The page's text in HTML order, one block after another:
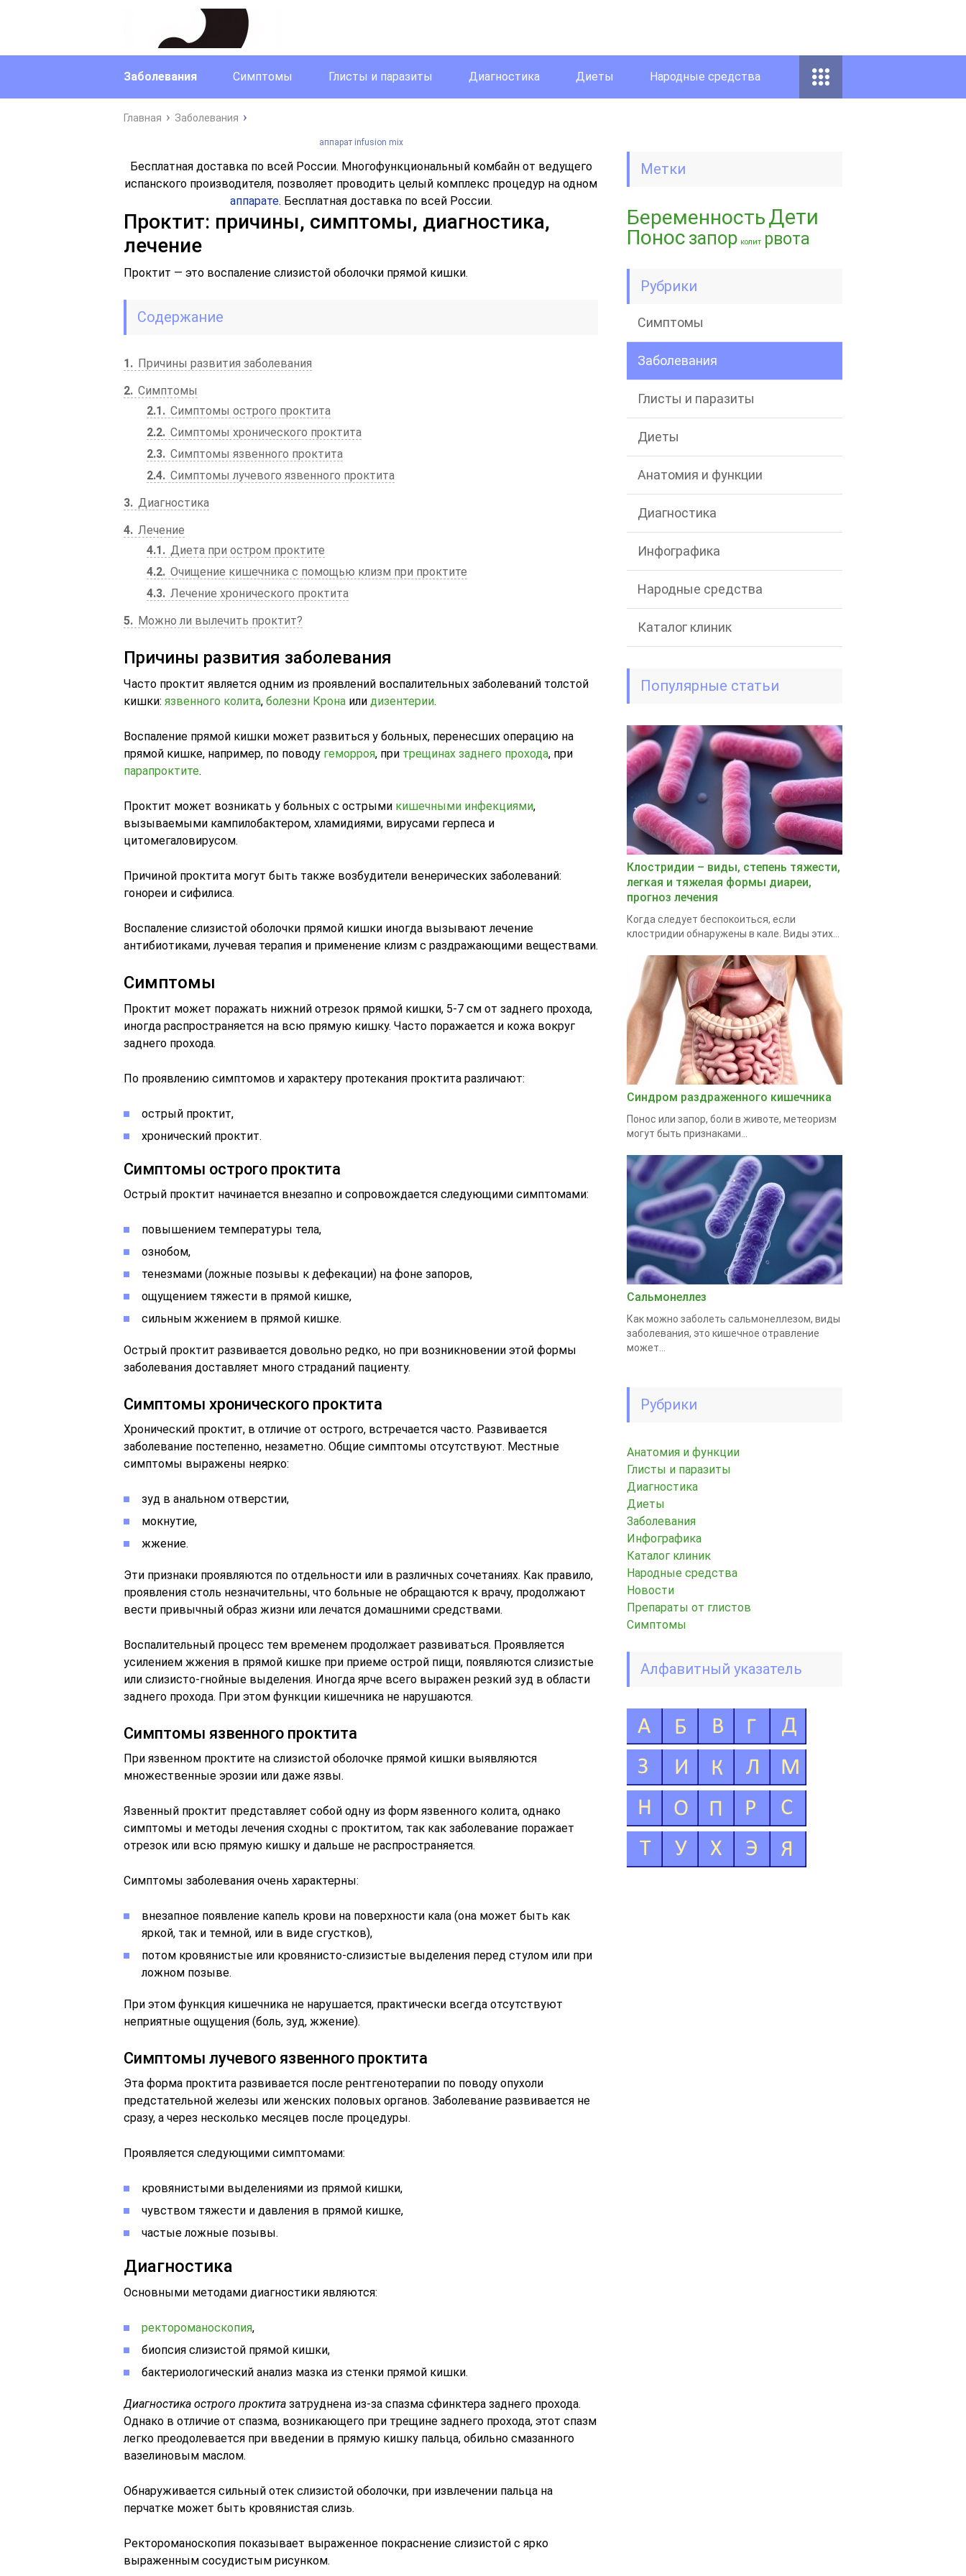
Заболевания Симптомы Глисты и паразиты Диагностика Диеты Народные средства
Главная Заболевания
аппарат infusion mix
Бесплатная доставка по всей России. Многофункциональный комбайн от ведущего
испанского производителя, позволяет проводить целый комплекс процедур на одном
аппарате. Бесплатная доставка по всей России.
Проктит: причины, симптомы, диагностика,
лечение
Проктит — это воспаление слизистой оболочки прямой кишки.
Содержание
1
Причины развития заболевания
2 Симптомы
2.1
Симптомы острого проктита
2.2 Симптомы хронического проктита
2.3 Симптомы язвенного проктита
2.4 Симптомы лучевого язвенного проктита
3 Диагностика
4 Лечение
4.1
Диета при остром проктите
4.2 Очищение кишечника с помощью клизм при проктите
4.3 Лечение хронического проктита
5
Можно ли вылечить проктит?
Причины развития заболевания
Часто проктит является одним из проявлений воспалительных заболеваний толстой
кишки: язвенного колита, болезни Крона или дизентерии.
Воспаление прямой кишки может развиться у больных, перенесших операцию на
прямой кишке, например, по поводу геморроя, при трещинах заднего прохода, при
парапроктите.
Проктит может возникать у больных с острыми кишечными инфекциями,
вызываемыми кампилобактером, хламидиями, вирусами герпеса и
цитомегаловирусом.
Причиной проктита могут быть также возбудители венерических заболеваний:
гонореи и сифилиса.
Воспаление слизистой оболочки прямой кишки иногда вызывают лечение
антибиотиками, лучевая терапия и применение клизм с раздражающими веществами.
Симптомы
Проктит может поражать нижний отрезок прямой кишки, 5-7 см от заднего прохода,
иногда распространяется на всю прямую кишку. Часто поражается и кожа вокруг
заднего прохода.
По проявлению симптомов и характеру протекания проктита различают:
острый проктит,
хронический проктит.
Симптомы острого проктита
Острый проктит начинается внезапно и сопровождается следующими симптомами:
повышением температуры тела,
ознобом,
тенезмами (ложные позывы к дефекации) на фоне запоров,
ощущением тяжести в прямой кишке,
сильным жжением в прямой кишке.
Острый проктит развивается довольно редко, но при возникновении этой формы
заболевания доставляет много страданий пациенту.
Симптомы хронического проктита
Хронический проктит, в отличие от острого, встречается часто. Развивается
заболевание постепенно, незаметно. Общие симптомы отсутствуют. Местные
симптомы выражены неярко:
зуд в анальном отверстии,
мокнутие,
жжение.
Эти признаки проявляются по отдельности или в различных сочетаниях. Как правило,
проявления столь незначительны, что больные не обращаются к врачу, продолжают
вести привычный образ жизни или лечатся домашними средствами.
Воспалительный процесс тем временем продолжает развиваться. Проявляется
усилением жжения в прямой кишке при приеме острой пищи, появляются слизистые
или слизисто-гнойные выделения. Иногда ярче всего выражен резкий зуд в области
заднего прохода. При этом функции кишечника не нарушаются.
Симптомы язвенного проктита
При язвенном проктите на слизистой оболочке прямой кишки выявляются
множественные эрозии или даже язвы.
Язвенный проктит представляет собой одну из форм язвенного колита, однако
симптомы и методы лечения сходны с проктитом, так как заболевание поражает
отрезок или всю прямую кишку и дальше не распространяется.
Симптомы заболевания очень характерны:
внезапное появление капель крови на поверхности кала (она может быть как
яркой, так и темной, или в виде сгустков),
потом кровянистые или кровянисто-слизистые выделения перед стулом или при
ложном позыве.
При этом функция кишечника не нарушается, практически всегда отсутствуют
неприятные ощущения (боль, зуд, жжение).
Симптомы лучевого язвенного проктита
Эта форма проктита развивается после рентгенотерапии по поводу опухоли
предстательной железы или женских половых органов. Заболевание развивается не
сразу, а через несколько месяцев после процедуры.
Проявляется следующими симптомами:
кровянистыми выделениями из прямой кишки,
чувством тяжести и давления в прямой кишке,
частые ложные позывы.
Диагностика
Основными методами диагностики являются:
ректороманоскопия,
биопсия слизистой прямой кишки,
бактериологический анализ мазка из стенки прямой кишки.
Диагностика острого проктита затруднена из-за спазма сфинктера заднего прохода.
Однако в отличие от спазма, возникающего при трещине заднего прохода, этот спазм
легко преодолевается при введении в прямую кишку пальца, обильно смазанного
вазелиновым маслом.
Обнаруживается сильный отек слизистой оболочки, при извлечении пальца на
перчатке может быть кровянистая слизь.
Ректороманоскопия показывает выраженное покраснение слизистой с ярко
выраженным сосудистым рисунком.
Метки
БеременностьДети
Понос запор колит рвота
Рубрики
Симптомы
Заболевания
Глисты и паразиты
Диеты
Анатомия и функции
Диагностика
Инфографика
Народные средства
Каталог клиник
Популярные статьи
Клостридии – виды, степень тяжести,
легкая и тяжелая формы диареи,
прогноз лечения
Когда следует беспокоиться, если
клостридии обнаружены в кале. Виды этих...
Синдром раздраженного кишечника
Понос или запор, боли в животе, метеоризм
могут быть признаками...
Сальмонеллез
Как можно заболеть сальмонеллезом, виды
заболевания, это кишечное отравление
может...
Рубрики
Анатомия и функции
Глисты и паразиты
Диагностика
Диеты
Заболевания
Инфографика
Каталог клиник
Народные средства
Новости
Препараты от глистов
Симптомы
Алфавитный указатель